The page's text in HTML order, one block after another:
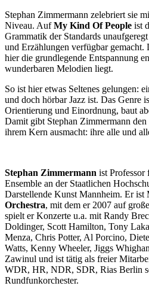
Stephan Zimmermann zelebriert sie
Niveau. AufMy Kind Of People ist
Grammatik der Standards
und Erzählungen verfügbar
hier die grundlegende Entspannung
wunderbaren Melodien liegt.
So ist hier etwas Seltenes gelungen:
und doch hörbar Jazz ist. Das Genre
Orientierung und Einordnung, baut
Damit gibt Stephan Zimmermann
ihrem Kern ausmacht: ihre alle und
Stephan Zimmermann ist Professor
Ensemble an der Staatlichen
Darstellende Kunst Mannheim. Er ist
Orchestra, mit dem er 2007 auf
spielt er Konzerte u.a. mit Randy
Doldinger, Scott Hamilton, Tony
Menza, Chris Potter, Al Porcino,
Watts, Kenny Wheeler, Jiggs
Zawinul und ist tätig als freier
WDR, HR, NDR, SDR, Rias Berlin
Rundfunkorchester.